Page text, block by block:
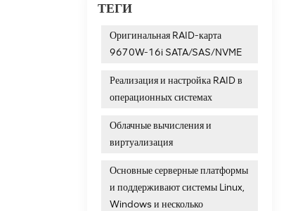
ТЕГИ
Оригинальная RAID-карта
9670W-16i SATA/SAS/NVME
Реализация и настройка RAID в
операционных системах
Облачные вычисления и
виртуализация
Основные серверные платформы
и поддерживают системы Linux,
Windows и несколько